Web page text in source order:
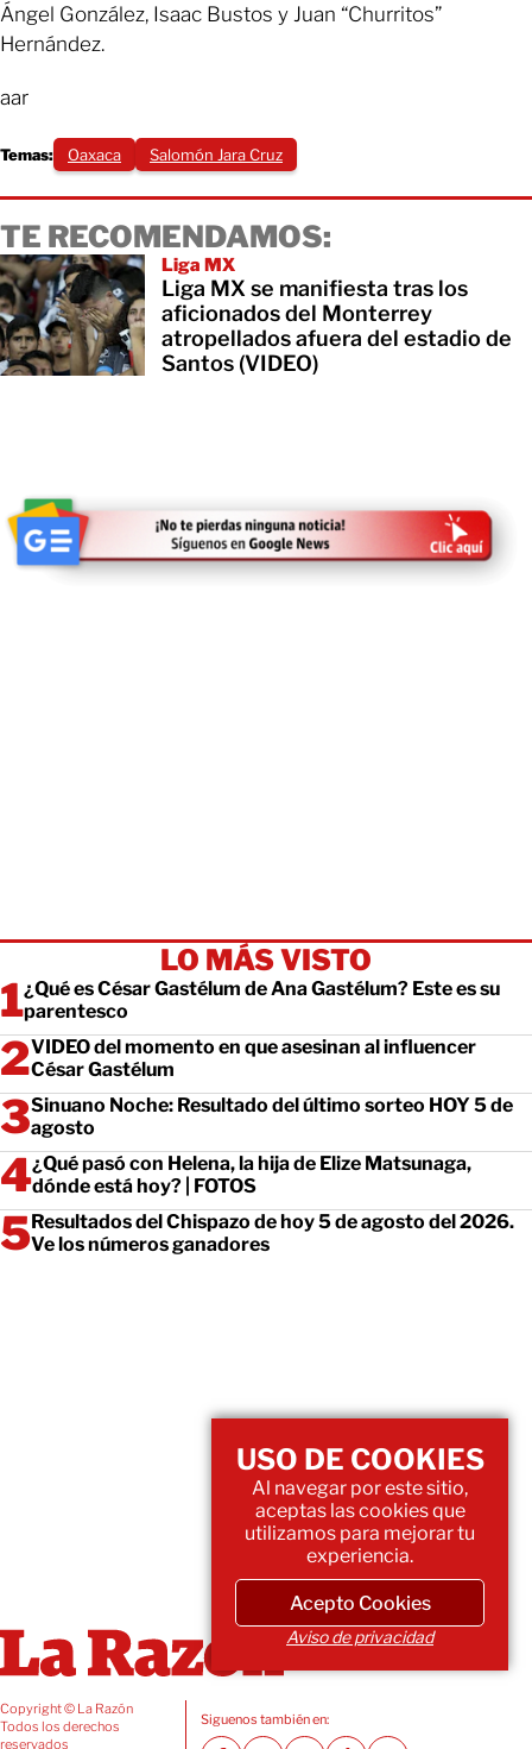
Ángel González, Isaac Bustos y Juan “Churritos”
Hernández.
aar
Temas: Oaxaca Salomón Jara Cruz
TE RECOMENDAMOS:
Liga MX
Liga MX se manifiesta tras los
aficionados del Monterrey
atropellados afuera del estadio de
Santos (VIDEO)
LO MÁS VISTO
¿Qué es César Gastélum de Ana Gastélum? Este es su
parentesco
VIDEO del momento en que asesinan al influencer
César Gastélum
Sinuano Noche: Resultado del último sorteo HOY 5 de
agosto
¿Qué pasó con Helena, la hija de Elize Matsunaga,
dónde está hoy? | FOTOS
Resultados del Chispazo de hoy 5 de agosto del 2026.
Ve los números ganadores
Copyright © La Razón
Todos los derechos
reservados
Siguenos también en:
USO DE COOKIES
Al navegar por este sitio,
aceptas las cookies que
utilizamos para mejorar tu
experiencia.
Acepto Cookies
Aviso de privacidad